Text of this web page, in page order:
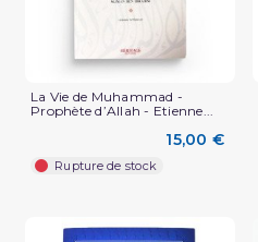
La Vie de Muhammad -
Prophète d’Allah - Etienne...
15,00 €
Rupture de stock